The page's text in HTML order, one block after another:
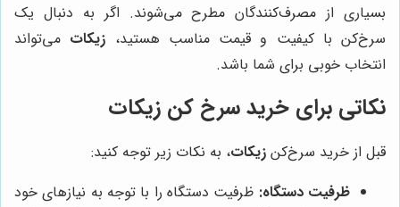
بسیاری از مصرف‌کنندگان مطرح می‌شوند. اگر به دنبال یک
سرخ‌کن با کیفیت و قیمت مناسب هستید، زیکات می‌تواند
انتخاب خوبی برای شما باشد.
نکاتی برای خرید سرخ کن زیکات
قبل از خرید سرخ‌کن زیکات، به نکات زیر توجه کنید:
ظرفیت دستگاه: ظرفیت دستگاه را با توجه به نیازهای خود